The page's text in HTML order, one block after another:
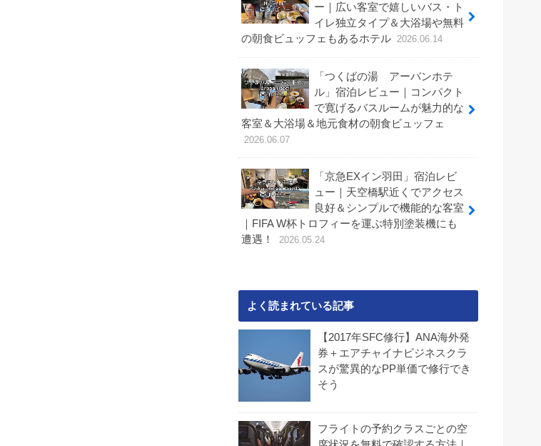
ー｜広い客室で嬉しいバス・ト
イレ独立タイプ＆大浴場や無料
の朝食ビュッフェもあるホテル 2026.06.14
「つくばの湯 アーバンホテ
ル」宿泊レビュー｜コンパクト
で寛げるバスルームが魅力的な
客室＆大浴場＆地元食材の朝食ビュッフェ
2026.06.07
「京急EXイン羽田」宿泊レビ
ュー｜天空橋駅近くでアクセス
良好＆シンプルで機能的な客室
｜FIFA W杯トロフィーを運ぶ特別塗装機にも
遭遇！
2026.05.24
よく読まれている記事
【2017年SFC修行】ANA海外発
券＋エアチャイナビジネスクラ
スが驚異的なPP単価で修行でき
そう
フライトの予約クラスごとの空